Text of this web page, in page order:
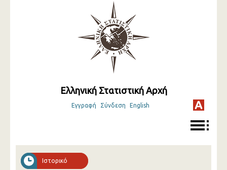
Ελληνική Στατιστική Αρχή
Εγγραφή Σύνδεση English
Ιστορικό